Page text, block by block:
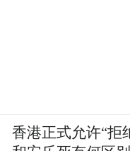
香港正式允许“拒